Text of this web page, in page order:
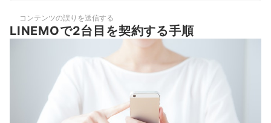
コンテンツの誤りを送信する
LINEMOで2台目を契約する手順